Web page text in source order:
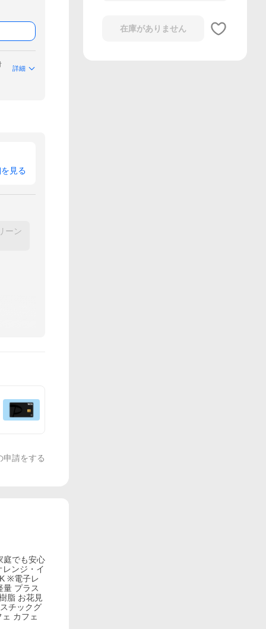
詳細
見る
ーン
申請をする
庭でも安心
ンジ・イ
※電子レ
量 プラス
脂 お花見
チックグ
カフェ
在庫がありません